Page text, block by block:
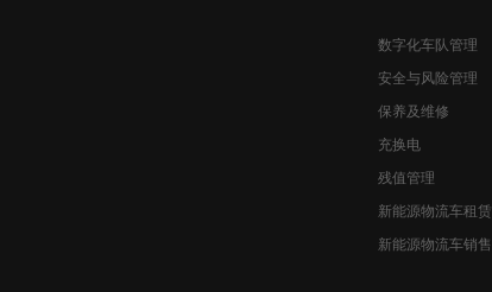
数字化车队管理
安全与风险管理
保养及维修
充换电
残值管理
新能源物流车租赁
新能源物流车销售